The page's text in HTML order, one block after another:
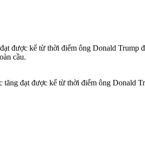
được kể từ thời điểm ông Donald
cầu.
đạt được kể từ thời điểm ông Donald